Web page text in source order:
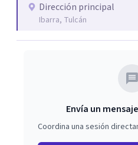
Dirección principal
Ibarra, Tulcán
Envía un
Coordina una sesión